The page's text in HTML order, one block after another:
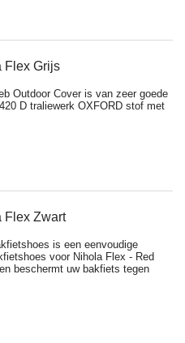
Flex Grijs
Outdoor Cover is van zeer goede
D traliewerk OXFORD stof met
Flex Zwart
is een eenvoudige
voor Nihola Flex - Red
beschermt uw bakfiets tegen